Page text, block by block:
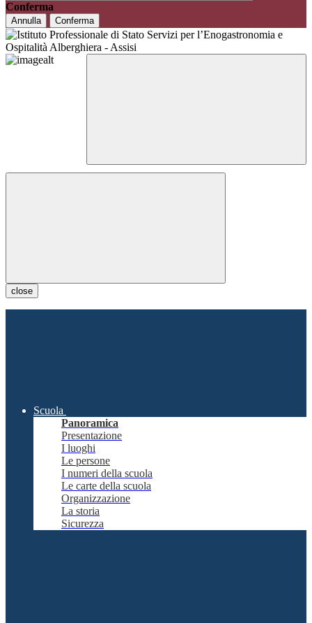
Conferma
Annulla Conferma
close
Scuola
Panoramica
Presentazione
I luoghi
Le persone
I numeri della scuola
Le carte della scuola
Organizzazione
La storia
Sicurezza